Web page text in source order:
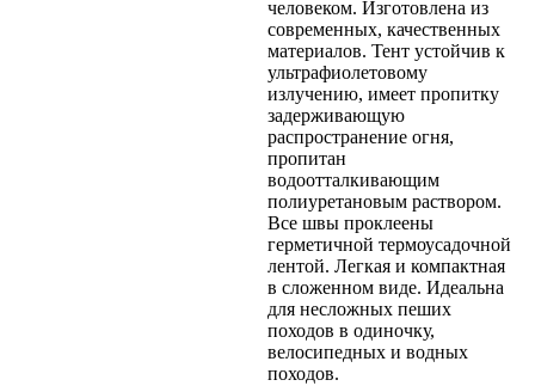
человеком. Изготовлена из
современных, качественных
материалов. Тент устойчив к
ультрафиолетовому
излучению, имеет пропитку
задерживающую
распространение огня,
пропитан
водоотталкивающим
полиуретановым раствором.
Все швы проклеены
герметичной термоусадочной
лентой. Легкая и компактная
в сложенном виде. Идеальна
для несложных пеших
походов в одиночку,
велосипедных и водных
походов.